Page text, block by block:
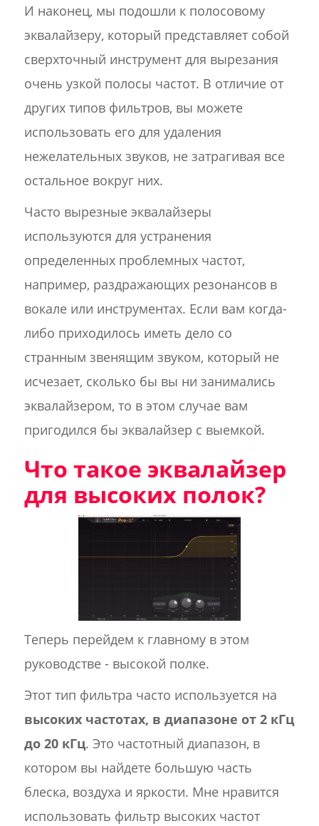
И наконец, мы подошли к полосовому
эквалайзеру, который представляет собой
сверхточный инструмент для вырезания
очень узкой полосы частот. В отличие от
других типов фильтров, вы можете
использовать его для удаления
нежелательных звуков, не затрагивая все
остальное вокруг них.
Часто вырезные эквалайзеры
используются для устранения
определенных проблемных частот,
например, раздражающих резонансов в
вокале или инструментах. Если вам когда-
либо приходилось иметь дело со
странным звенящим звуком, который не
исчезает, сколько бы вы ни занимались
эквалайзером, то в этом случае вам
пригодился бы эквалайзер с выемкой.
Что такое эквалайзер
для высоких полок?
Теперь перейдем к главному в этом
руководстве - высокой полке.
Этот тип фильтра часто используется на
высоких частотах, в диапазоне от 2 кГц
до 20 кГц. Это частотный диапазон, в
котором вы найдете большую часть
блеска, воздуха и яркости. Мне нравится
использовать фильтр высоких частот